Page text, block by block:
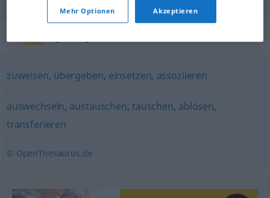
zuweisen, übergeben, einsetzen, assoziieren
auswechseln, austauschen,tauschen, ablösen,
transferieren
© OpenThesaurus.de
Mehr Optionen Akzeptieren